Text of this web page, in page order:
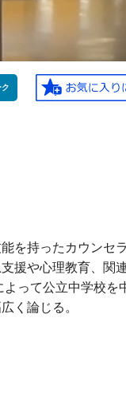
を持ったカウンセ
援や心理教育、関
って公立中学校
く論じる。